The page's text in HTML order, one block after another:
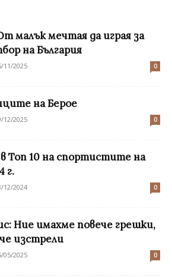
малък мечтая да играя за
на България
11/2025 0
на Берое
12/2025 0
Топ 10 на спортистите на
г.
12/2024 0
Ние имахме повече грешки,
изстрели
05/2025 0